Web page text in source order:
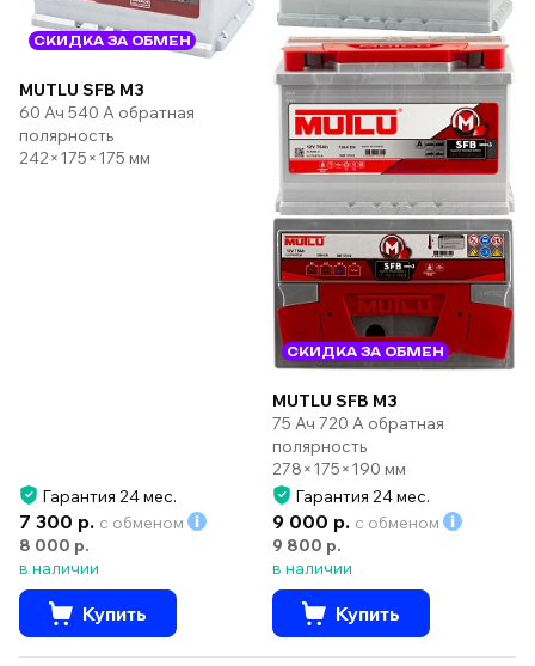
СКИДКА ЗА ОБМЕН
MUTLU SFB M3
60 Ач 540 А обратная
полярность
242×175×175 мм
Гарантия 24 мес.
7 300 р. с обменом
8 000 р.
в наличии
Купить
СКИДКА ЗА ОБМЕН
MUTLU SFB M3
75 Ач 720 А обратная
полярность
278×175×190 мм
Гарантия 24 мес.
9 000 р. с обменом
9 800 р.
в наличии
Купить